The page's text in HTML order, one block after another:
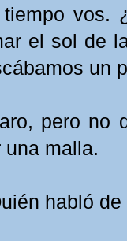
vos.
el sol de
un
pero no
malla.
habló